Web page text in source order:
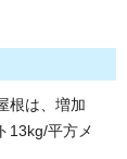
根は、増加
13kg/平方メ